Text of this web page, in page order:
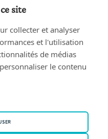
site
collecter et analyser
et l'utilisation
de médias
le contenu